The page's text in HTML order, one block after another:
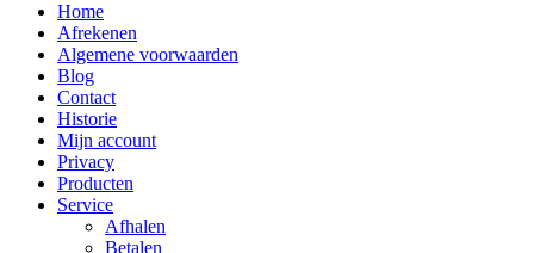
Home
Afrekenen
Algemene voorwaarden
Blog
Contact
Historie
Mijn account
Privacy
Producten
Service
Afhalen
Betalen